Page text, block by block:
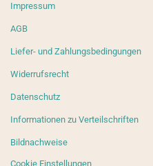
Impressum
AGB
Liefer- und Zahlungsbedingungen
Widerrufsrecht
Datenschutz
Informationen zu Verteilschriften
Bildnachweise
Cookie Einstellungen